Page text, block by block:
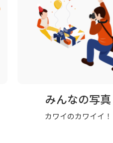
みんなの写真
カワイのカワイイ！